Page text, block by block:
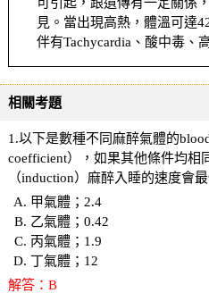
見。當出現高熱，體溫可達
伴有Tachycardia、酸中毒、
相關考題
1.以下是數種不同麻醉氣體的
coefficient），如果其他條件均相
（induction）麻醉入睡的速度會
甲氣體；2.4
乙氣體；0.42
丙氣體；1.9
丁氣體；12
解答：B